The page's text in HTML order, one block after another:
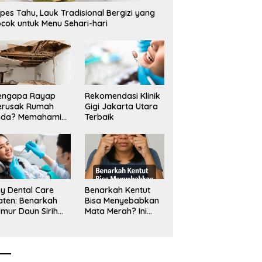
Juta Mengubah
Anak Berkebutuhan
Dilaporkan LSM PAKAR ke KPK
Tahu, Lauk Tradisional Bergizi yang
untuk Menu Sehari-hari
Rayap
Rumah
Memahami
Rekomendasi Klinik
Gigi Jakarta Utara
Terbaik
Dental Care
Benarkah
Daun Sirih
Benarkah Kentut
Bisa Menyebabkan
Mata Merah? Ini